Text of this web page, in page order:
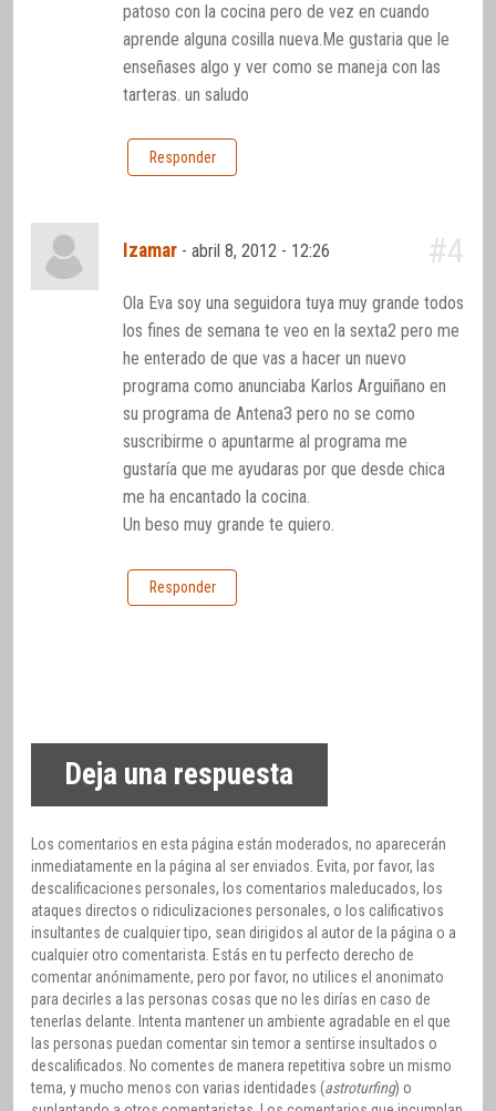
patoso con la cocina pero de vez en cuando
aprende alguna cosilla nueva.Me gustaria que le
enseñases algo y ver como se maneja con las
tarteras. un saludo
Responder
Izamar -abril 8, 2012 - 12:26 #4
Ola Eva soy una seguidora tuya muy grande todos
los fines de semana te veo en la sexta2 pero me
he enterado de que vas a hacer un nuevo
programa como anunciaba Karlos Arguiñano en
su programa de Antena3 pero no se como
suscribirme o apuntarme al programa me
gustaría que me ayudaras por que desde chica
me ha encantado la cocina.
Un beso muy grande te quiero.
Responder
Deja una respuesta
Los comentarios en esta página están moderados, no aparecerán
inmediatamente en la página al ser enviados. Evita, por favor, las
descalificaciones personales, los comentarios maleducados, los
ataques directos o ridiculizaciones personales, o los calificativos
insultantes de cualquier tipo, sean dirigidos al autor de la página o a
cualquier otro comentarista. Estás en tu perfecto derecho de
comentar anónimamente, pero por favor, no utilices el anonimato
para decirles a las personas cosas que no les dirías en caso de
tenerlas delante. Intenta mantener un ambiente agradable en el que
las personas puedan comentar sin temor a sentirse insultados o
descalificados. No comentes de manera repetitiva sobre un mismo
tema, y mucho menos con varias identidades (astroturfing) o